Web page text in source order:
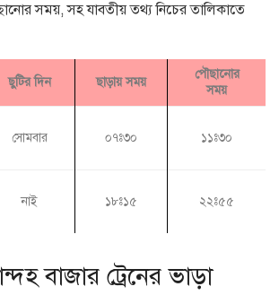
সময়, সহ যাবতীয় তথ্য নিচের তালিকাতে
ছুটির দিন ছাড়ায় সময়
পৌছানোর
সময়
সোমবার ০৭ঃ৩০ ১১ঃ৩০
নাই ১৮ঃ১৫ ২২ঃ৫৫
বাজার ট্রেনের ভাড়া